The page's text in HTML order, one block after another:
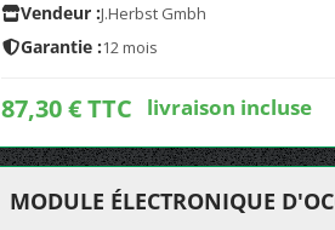
Vendeur :J.Herbst Gmbh
Garantie :12 mois
87,30 € TTC livraison incluse
MODULE ÉLECTRONIQUE